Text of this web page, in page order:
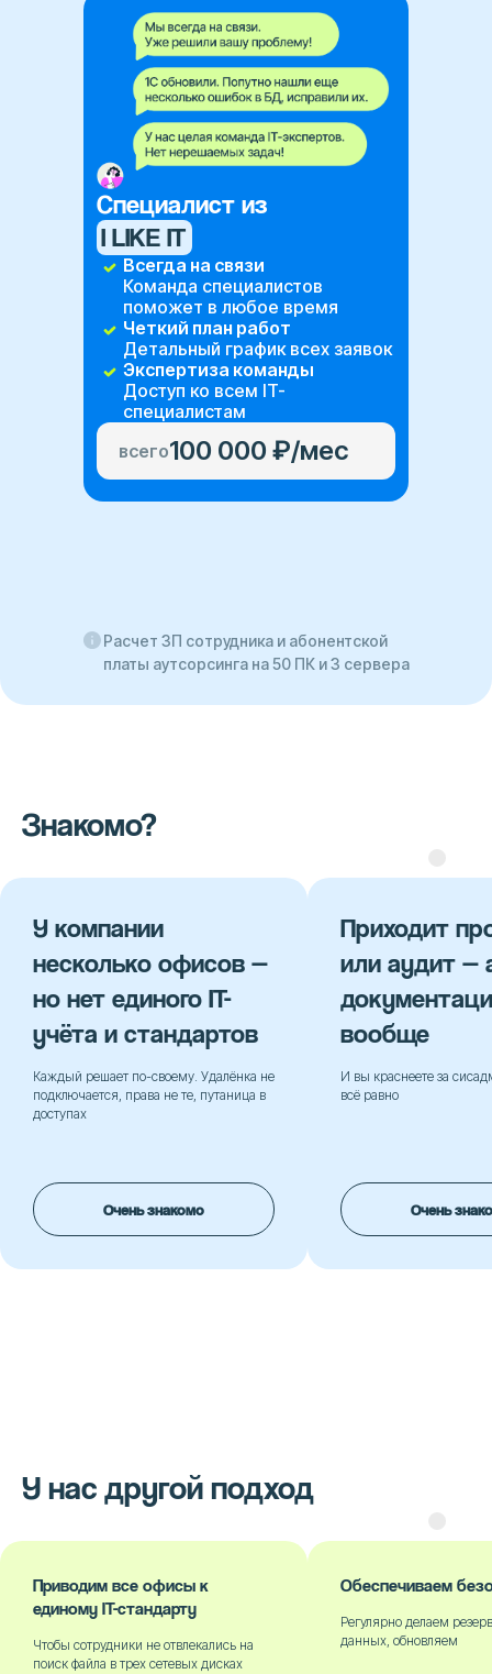
Cпециалист из
I LIKE IT
Всегда на связи
Команда специалистов
поможет в любое время
Четкий план работ
Детальный график всех заявок
Экспертиза команды
Доступ ко всем IT-
специалистам
всего100 000 ₽/мес
Расчет ЗП сотрудника и абонентской
платы аутсорсинга на 50 ПК и 3 сервера
Знакомо?
офисов —
единого IT-
и стандартов
по-своему. Удалёнка не
права не те, путаница в
Очень знакомо
Приходит проверка
или аудит — а IT-
документации нет
вообще
И вы краснеете за сисадмина, которому
всё равно
Очень знакомо
У нас другой подход
Приводим все офисы к
единому IT-стандарту
Чтобы сотрудники не отвлекались на
поиск файла в трех сетевых дисках
Обеспечиваем
Регулярно делаем
данных, обновляем